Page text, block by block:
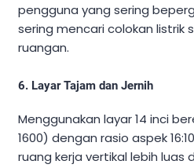
pengguna yang sering
sering mencari colokan listrik
ruangan.
6. Layar Tajam dan Jernih
Menggunakan layar 14 inci
1600) dengan rasio aspek
ruang kerja vertikal lebih luas